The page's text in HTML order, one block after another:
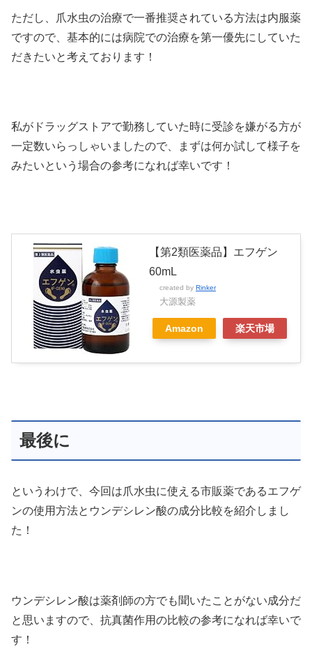
ただし、爪水虫の治療で一番推奨されている方法は内服薬
ですので、基本的には病院での治療を第一優先にしていた
だきたいと考えております！
私がドラッグストアで勤務していた時に受診を嫌がる方が
一定数いらっしゃいましたので、まずは何か試して様子を
みたいという場合の参考になれば幸いです！
【第2類医薬品】エフゲン
60mL
created by Rinker
大源製薬
Amazon 楽天市場
最後に
というわけで、今回は爪水虫に使える市販薬であるエフゲ
ンの使用方法とウンデシレン酸の成分比較を紹介しまし
た！
ウンデシレン酸は薬剤師の方でも聞いたことがない成分だ
と思いますので、抗真菌作用の比較の参考になれば幸いで
す！